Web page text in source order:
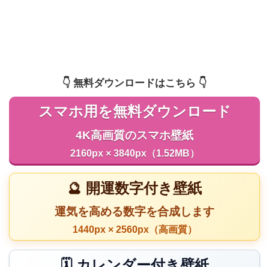
👇️ 無料ダウンロードはこちら 👇️
スマホ用を無料ダウンロード
4K高画質のスマホ壁紙
2160px × 3840px（1.52MB）
🔮 開運数字付き壁紙
運気を高める数字を合成します
1440px × 2560px（高画質）